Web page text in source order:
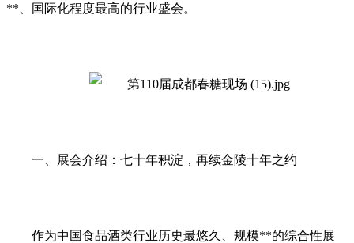
**、国际化程度最高的行业盛会‌。
一、展会介绍：七十年积淀，再续金陵十年之约‌
作为中国食品酒类行业历史最悠久、规模**的综合性展